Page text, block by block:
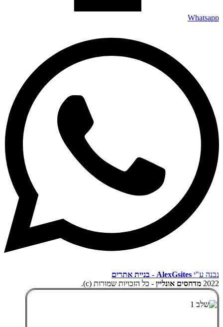
Whatsapp
נבנה ע"י AlexGsites - בניית אתרים
2022 מדחסים אונליין - כל הזכויות שמורות (c).